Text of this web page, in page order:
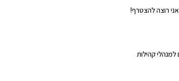
אני רוצה להצטרף!